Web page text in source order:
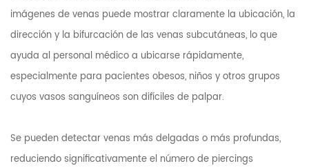
imágenes de venas puede mostrar claramente la ubicación, la
dirección y la bifurcación de las venas subcutáneas, lo que
ayuda al personal médico a ubicarse rápidamente,
especialmente para pacientes obesos, niños y otros grupos
cuyos vasos sanguíneos son difíciles de palpar.
Se pueden detectar venas más delgadas o más profundas,
reduciendo significativamente el número de piercings